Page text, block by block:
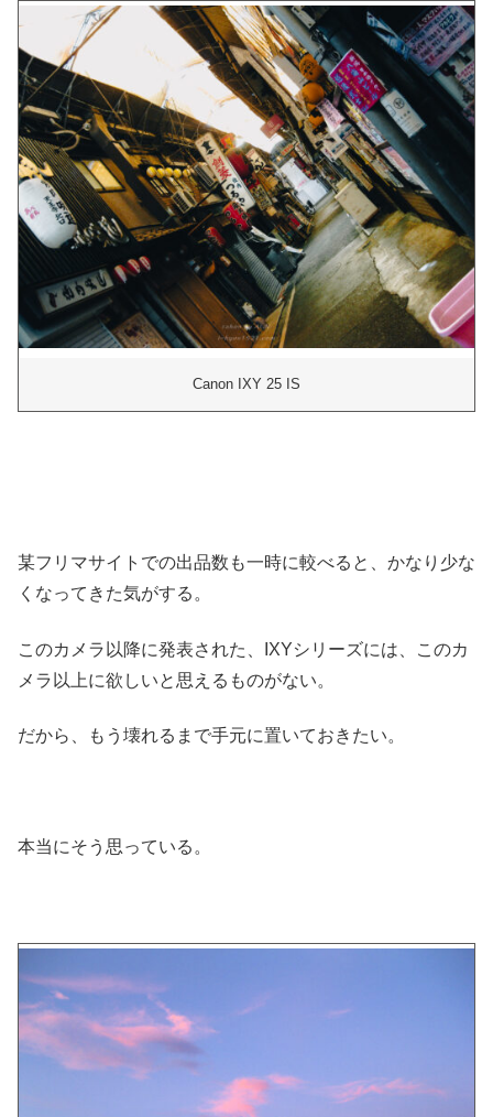
Canon IXY 25 IS
某フリマサイトでの出品数も一時に較べると、かなり少な
くなってきた気がする。
このカメラ以降に発表された、IXYシリーズには、このカ
メラ以上に欲しいと思えるものがない。
だから、もう壊れるまで手元に置いておきたい。
本当にそう思っている。